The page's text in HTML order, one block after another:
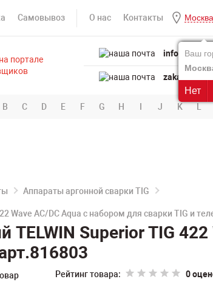
Самовывоз О нас Контакты Москва
Ваш
Нет
B C D E F G H I J K L
Аппараты аргонной сварки TIG
Wave AC/DC Aqua с набором для сварки TIG и
TELWIN Superior TIG
Рейтинг товара: 0